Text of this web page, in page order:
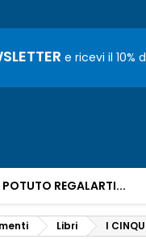
e ricevi il 10%
POTUTO REGALARTI...
Libri I